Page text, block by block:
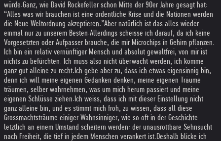
würde.Ganz, wie David Rockefeller schon Mitte der 90er Jahre gesagt hat:
“Alles was wir brauchen ist eine ordentliche Krise und die Nationen werden
die Neue Weltordnung akzeptieren.”Aber natürlich ist das alles wieder
einmal nur zu unserem Besten.Allerdings scheisse ich darauf, da ich keine
Vorgesetzten oder Aufpasser brauche, die mir Microchips in Gehirn pflanzen.
Ich bin ein relativ vernünftiger Mensch und absolut gewaltfrei, von mir ist
nichts zu befürchten. Ich muss also nicht überwacht werden, ich komme
ganz gut alleine zu recht. Ich gebe aber zu, dass ich etwas eigensinnig bin,
denn ich will meine eigenen Gedanken denken, meine eigenen Träume
träumen, selber wahrnehmen, was um mich herum passiert und meine
eigenen Schlüsse ziehen. Ich weiss, dass ich mit dieser Einstellung nicht
ganz alleine bin, und es stimmt mich froh, zu wissen, dass all diese
Grossmachtsträume einiger Wahnsinniger, wie so oft in der Geschichte
letztlich an einem Umstand scheitern werden: der unausrottbare Sehnsucht
nach Freiheit, die tief in jedem Menschen verankert ist. Deshalb blicke ich